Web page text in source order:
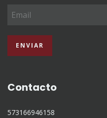
Contacto
573166946158